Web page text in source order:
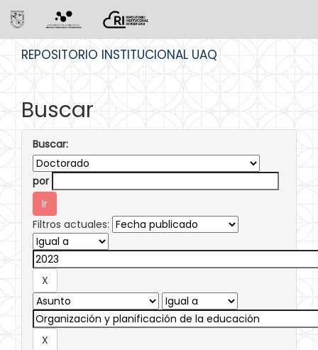
REPOSITORIO INSTITUCIONAL UAQ
Buscar
Buscar:
por
Filtros actuales: